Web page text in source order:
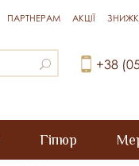
ПАРТНЕРАМ АКЦІЇ
+38
Гіпюр